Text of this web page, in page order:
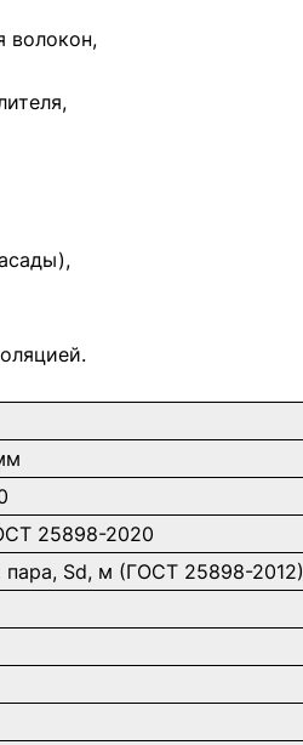
волокон,
25898-2020
пара, Sd, м (ГОСТ 25898-2012)